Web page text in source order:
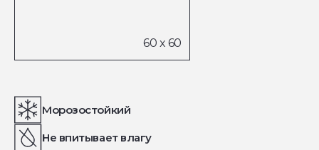
Морозостойкий
Не впитывает влагу